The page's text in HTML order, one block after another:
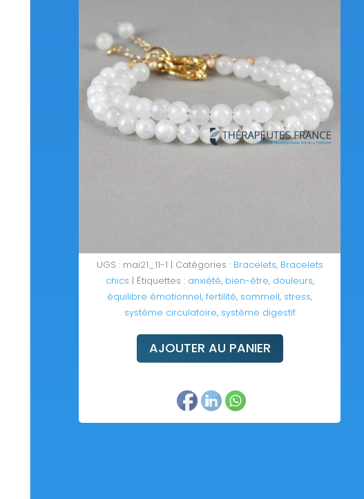
UGS : mai21_11-1 Catégories : Bracelets, Bracelets
chics
Étiquettes : anxiété, bien-être, douleurs,
équilibre émotionnel,fertilité, sommeil, stress,
système circulatoire, système digestif
AJOUTER AU PANIER